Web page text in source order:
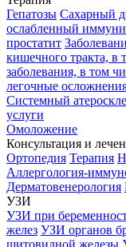
Гепатозы Сахарный
ослабленный
простатит
кишечного тракта, в
заболевания, в том
легочные
Системный
услуги
Омоложение
Консультация и
Ортопедия Терапия
Аллергология-
Дерматовенерология
УЗИ
УЗИ при
желез УЗИ органов
щитовидной железы